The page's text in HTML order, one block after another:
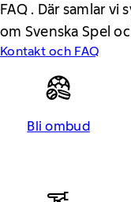
FAQ . Där samlar
om Svenska Spel
Kontakt och FAQ
Bli ombud